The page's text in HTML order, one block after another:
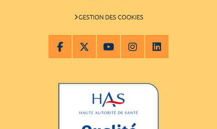
GESTION DES COOKIES